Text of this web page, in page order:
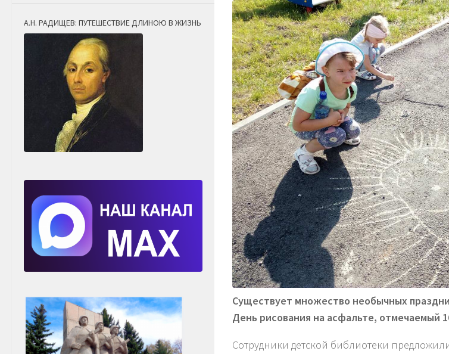
Существует множество необычных
День рисования на асфальте, отмечаемый
Сотрудники детской библиотеки
А.Н. РАДИЩЕВ: ПУТЕШЕСТВИЕ ДЛИНОЮ В ЖИЗНЬ